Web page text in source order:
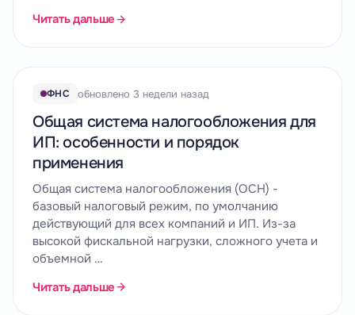
Читать дальше
ФНС обновлено 3 недели назад
Общая система налогообложения для
ИП: особенности и порядок
применения
Общая система налогообложения (ОСН) -
базовый налоговый режим, по умолчанию
действующий для всех компаний и ИП. Из-за
высокой фискальной нагрузки, сложного учета и
объемной …
Читать дальше